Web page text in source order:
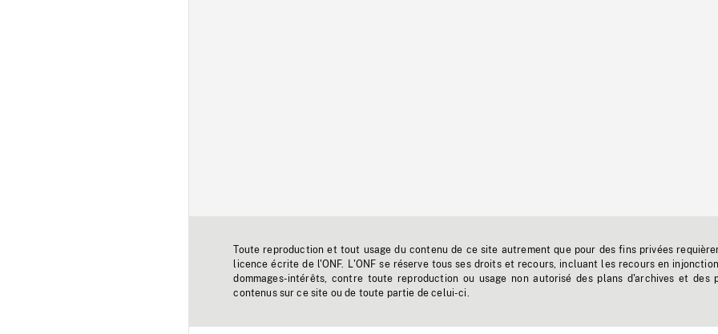
Toute reproduction et tout usage du contenu de ce site autrement que pour des fins privées
licence écrite de l'ONF. L'ONF se réserve tous ses droits et recours, incluant les recours en
dommages-intérêts, contre toute reproduction ou usage non autorisé des plans d'archives et des
contenus sur ce site ou de toute partie de celui-ci.